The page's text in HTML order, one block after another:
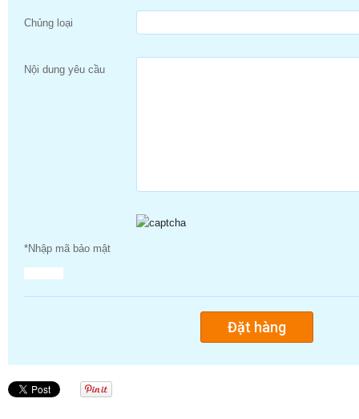
Chủng loại
Nội dung yêu cầu
*Nhập mã bảo mật